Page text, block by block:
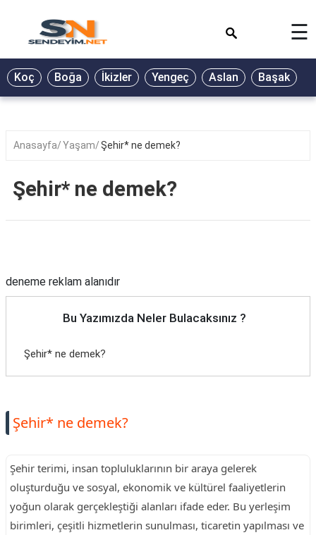
BİYOGRAFİ
GALERİ
ŞİİR
SÖZLERİ
HİKAYELER
☰
Koç Boğa İkizler Yengeç Aslan Başak
Anasayfa Yaşam Şehir* ne demek?
Şehir* ne demek?
deneme reklam alanıdır
Bu Yazımızda Neler Bulacaksınız ?
Şehir* ne demek?
Şehir* ne demek?
Şehir terimi, insan topluluklarının bir araya gelerek
oluşturduğu ve sosyal, ekonomik ve kültürel faaliyetlerin
yoğun olarak gerçekleştiği alanları ifade eder. Bu yerleşim
birimleri, çeşitli hizmetlerin sunulması, ticaretin yapılması ve